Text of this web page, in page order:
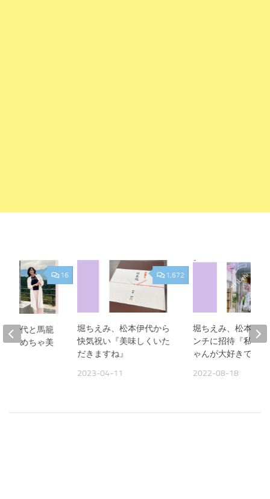
1,672
堀ちえみ、松本伊代から
快気祝い『美味しくいた
だきますね』
2023-04-11
堀ちえみ、松本伊
ンチに招待『私は
ゃんが大好きです
2022-08-18
16
本伊代と馬籠
ちゃめちゃ美